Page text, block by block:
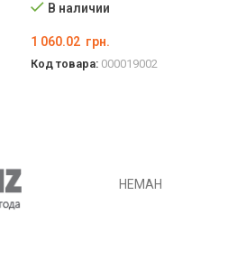
В наличии
1 060.02 грн.
Код товара: 000019002
НЕМАН